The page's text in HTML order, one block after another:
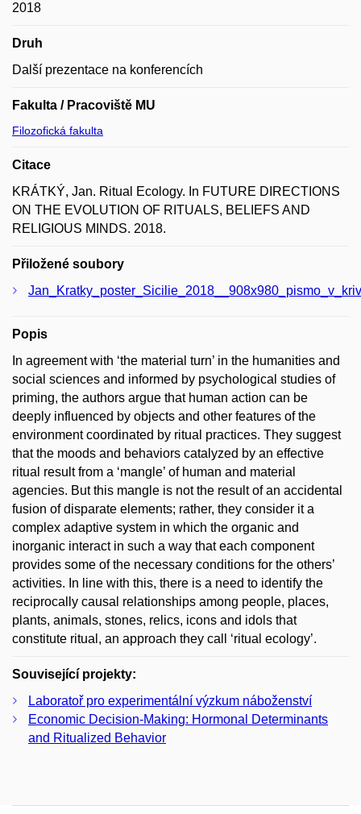
2018
Druh
Další prezentace na konferencích
Fakulta / Pracoviště MU
Filozofická fakulta
Citace
KRÁTKÝ, Jan. Ritual Ecology. In FUTURE DIRECTIONS
ON THE EVOLUTION OF RITUALS, BELIEFS AND
RELIGIOUS MINDS. 2018.
Přiložené soubory
Popis
In agreement with ‘the material turn’ in the humanities and
social sciences and informed by psychological studies of
priming, the authors argue that human action can be
deeply influenced by objects and other features of the
environment coordinated by ritual practices. They suggest
that the moods and behaviors catalyzed by an effective
ritual result from a ‘mangle’ of human and material
agencies. But this mangle is not the result of an accidental
fusion of disparate elements; rather, they consider it a
complex adaptive system in which the organic and
inorganic interact in such a way that each component
provides some of the necessary conditions for the others’
activities. In line with this, there is a need to identify the
reciprocally causal relationships among people, places,
plants, animals, stones, relics, icons and idols that
constitute ritual, an approach they call ‘ritual ecology’.
Související projekty:
Laboratoř pro experimentální výzkum náboženství
Economic Decision-Making: Hormonal Determinants
and Ritualized Behavior